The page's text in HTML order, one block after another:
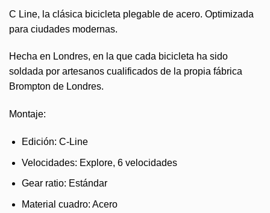
C Line, la clásica bicicleta plegable de acero. Optimizada
para ciudades modernas.
Hecha en Londres, en la que cada bicicleta ha sido
soldada por artesanos cualificados de la propia fábrica
Brompton de Londres.
Montaje:
Edición: C-Line
Velocidades: Explore, 6 velocidades
Gear ratio: Estándar
Material cuadro: Acero